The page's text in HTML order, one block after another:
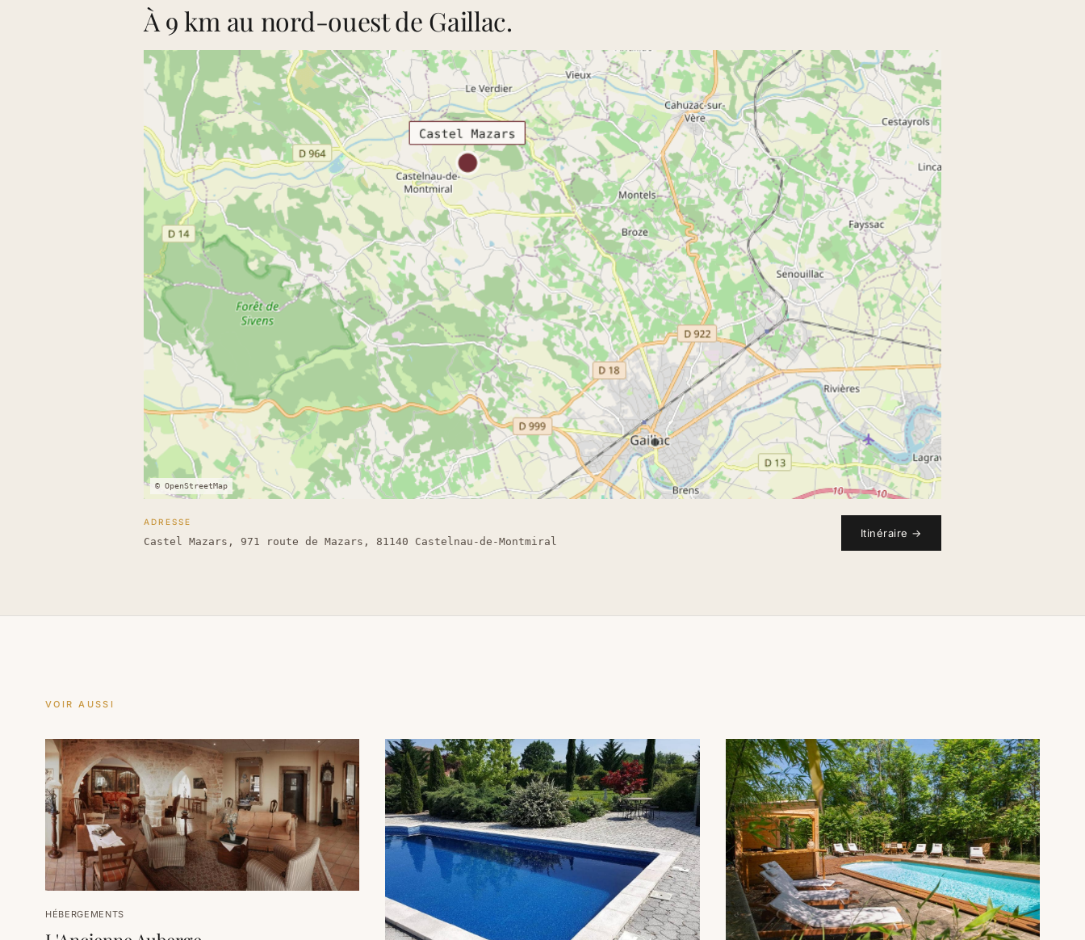
À 9 km au nord-ouest de Gaillac.
© OpenStreetMap
ADRESSE
Castel Mazars, 971 route de Mazars, 81140 Castelnau-de-Montmiral
Itinéraire →
VOIR AUSSI
HÉBERGEMENTS